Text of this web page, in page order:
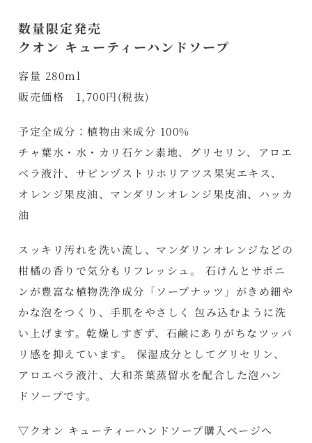
数量限定発売
クオン キューティーハンドソープ
容量 280ml
販売価格 1,700円(税抜)
予定全成分：植物由来成分 100%
チャ葉水・水・カリ石ケン素地、グリセリン、アロエ
ベラ液汁、サピンヅストリホリアツス果実エキス、
オレンジ果皮油、マンダリンオレンジ果皮油、ハッカ
油
スッキリ汚れを洗い流し、マンダリンオレンジなどの
柑橘の香りで気分もリフレッシュ。 石けんとサポニ
ンが豊富な植物洗浄成分「ソープナッツ」がきめ細や
かな泡をつくり、手肌をやさしく 包み込むように洗
い上げます。乾燥しすぎず、石鹸にありがちなツッパ
リ感を抑えています。 保湿成分としてグリセリン、
アロエベラ液汁、大和茶葉蒸留水を配合した泡ハン
ドソープです。
▽クオン キューティーハンドソープ購入ページへ